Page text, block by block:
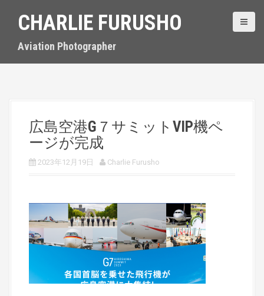
CHARLIE FURUSHO
Aviation Photographer
広島空港G７サミットVIP機ペ
ージが完成
2023年12月19日 Charlie Furusho